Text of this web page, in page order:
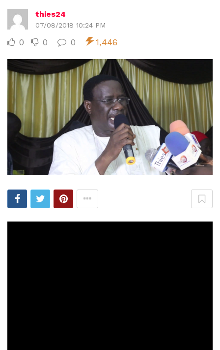
thies24
07/08/2018 10:24 PM
0 0 0 1,446